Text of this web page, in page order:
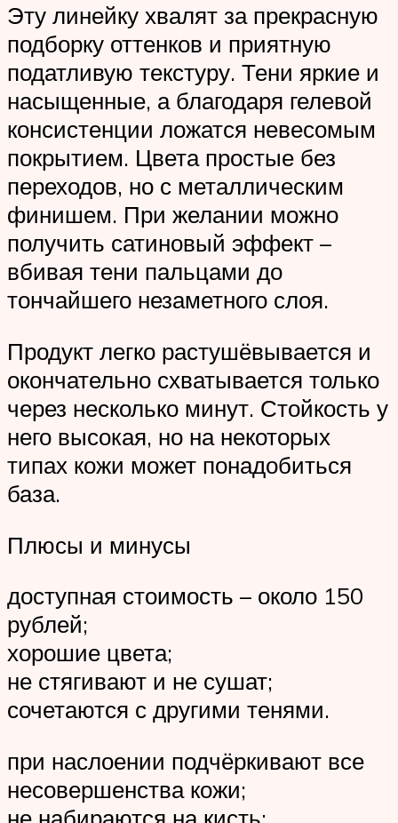
Эту линейку хвалят за прекрасную
подборку оттенков и приятную
податливую текстуру. Тени яркие и
насыщенные, а благодаря гелевой
консистенции ложатся невесомым
покрытием. Цвета простые без
переходов, но с металлическим
финишем. При желании можно
получить сатиновый эффект –
вбивая тени пальцами до
тончайшего незаметного слоя.
Продукт легко растушёвывается и
окончательно схватывается только
через несколько минут. Стойкость у
него высокая, но на некоторых
типах кожи может понадобиться
база.
Плюсы и минусы
доступная стоимость – около 150
рублей;
хорошие цвета;
не стягивают и не сушат;
сочетаются с другими тенями.
при наслоении подчёркивают все
несовершенства кожи;